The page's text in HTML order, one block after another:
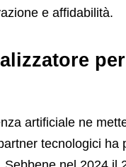
e affidabilità.
artificiale ne
tecnologici ha